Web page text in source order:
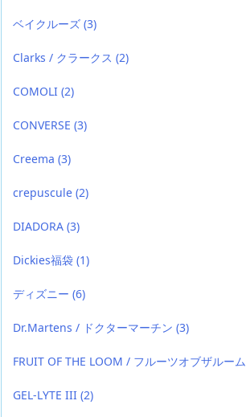
ベイクルーズ (3)
Clarks / クラークス (2)
COMOLI (2)
CONVERSE (3)
Creema (3)
crepuscule (2)
DIADORA (3)
Dickies福袋 (1)
ディズニー (6)
Dr.Martens / ドクターマーチン (3)
FRUIT OF THE LOOM / フルーツオブザルーム
GEL-LYTE III (2)